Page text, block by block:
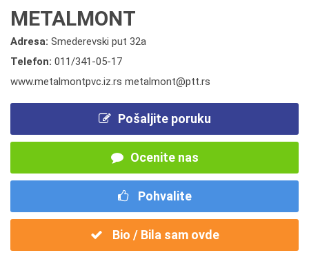
METALMONT
Adresa: Smederevski put 32a
Telefon: 011/341-05-17
www.metalmontpvc.iz.rs metalmont@ptt.rs
Pošaljite poruku
Ocenite nas
Pohvalite
Bio / Bila sam ovde